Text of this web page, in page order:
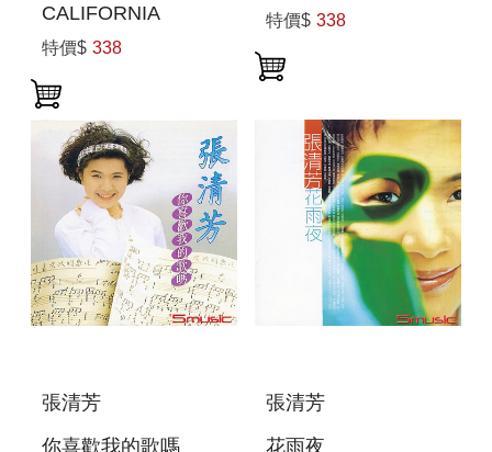
CALIFORNIA
特價$ 338
特價$ 338
張清芳
你喜歡我的歌嗎
張清芳
花雨夜